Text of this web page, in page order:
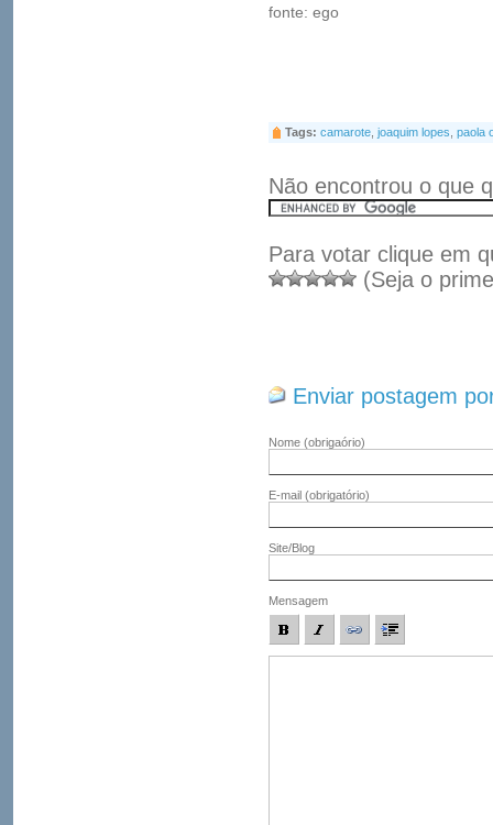
fonte: ego
Tags: camarote joaquim lopes paola
Não encontrou o que
Para votar clique em
(Seja o
Enviar postagem
Nome (obrigaório)
E-mail (obrigatório)
Site/Blog
Mensagem